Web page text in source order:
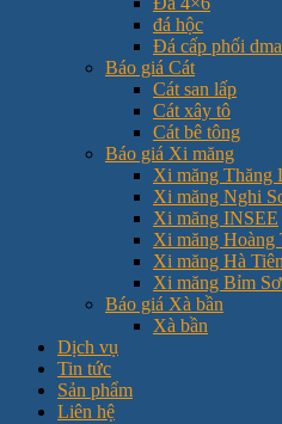
đá hộc
Đá cấp phối
Báo giá Cát
Cát san lấp
Cát xây tô
Cát bê tông
Báo giá Xi măng
Xi măng Thăng
Xi măng Nghi
Xi măng INSEE
Xi măng Hoàng
Xi măng Hà Tiên
Xi măng Bỉm
Báo giá Xà bần
Xà bần
Dịch vụ
Tin tức
Sản phẩm
Liên hệ